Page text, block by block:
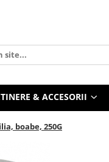
& ACCESORII
boabe, 250G